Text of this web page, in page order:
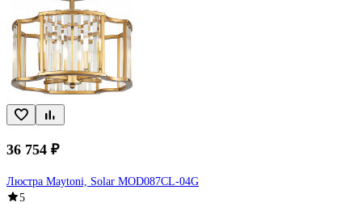
36 754 ₽
Люстра Maytoni, Solar MOD087CL-04G
5